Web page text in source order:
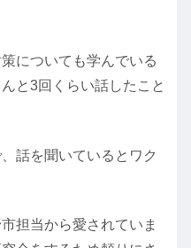
についても学んでいる
と3回くらい話したこと
話を聞いているとワク
担当から愛されていま